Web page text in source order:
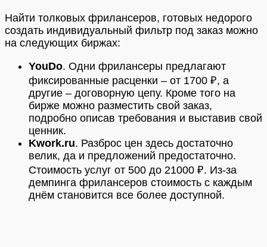
Найти толковых фрилансеров, готовых недорого
создать индивидуальный фильтр под заказ можно
на следующих биржах:
YouDo. Одни фрилансеры предлагают
фиксированные расценки – от 1700 ₽, а
другие – договорную цепу. Кроме того на
бирже можно разместить свой заказ,
подробно описав требования и выставив свой
ценник.
Kwork.ru. Разброс цен здесь достаточно
велик, да и предложений предостаточно.
Стоимость услуг от 500 до 21000 ₽. Из-за
демпинга фрилансеров стоимость с каждым
днём становится все более доступной.